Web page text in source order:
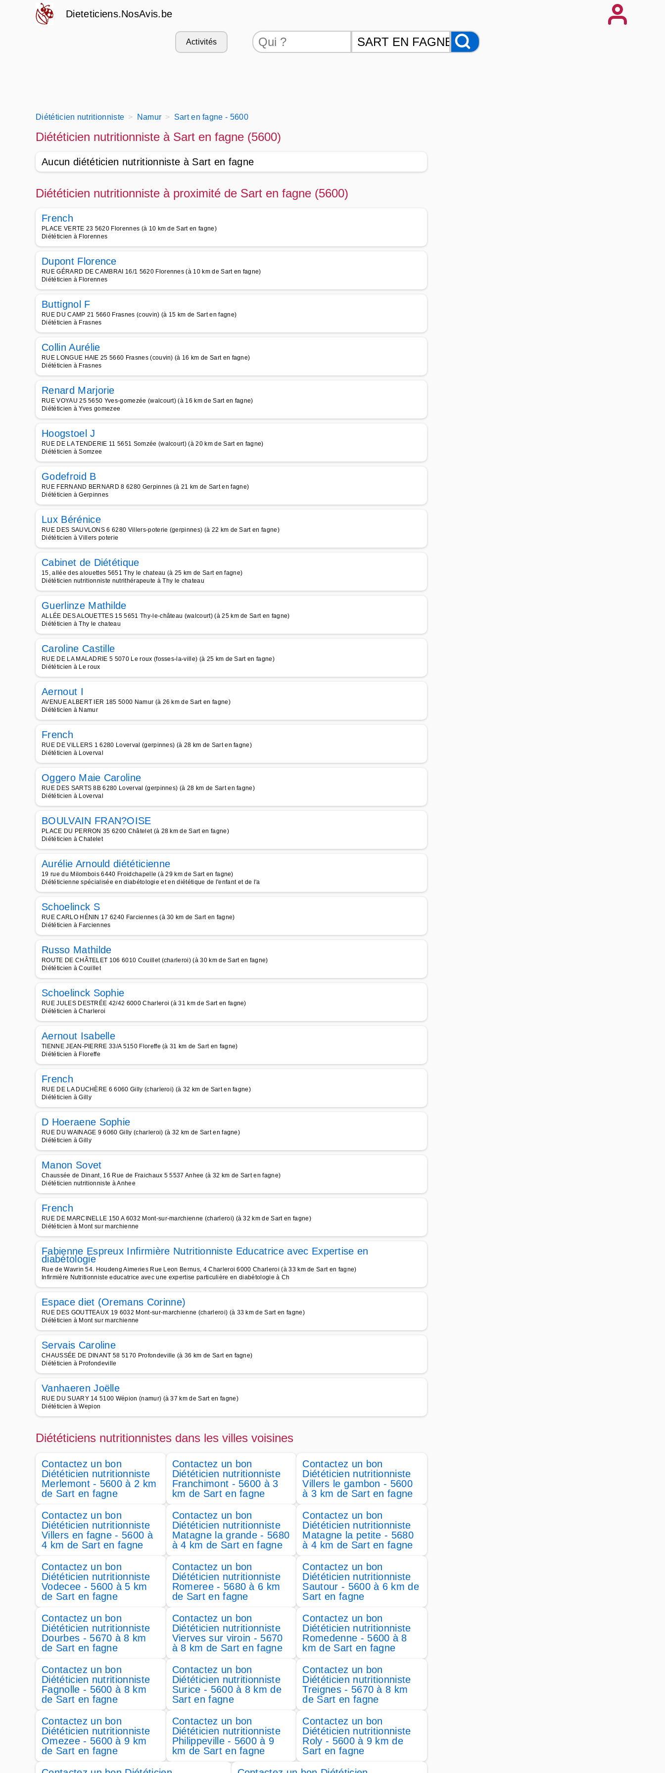
Dieteticiens.NosAvis.be
Activités
Diététicien nutritionniste Namur Sart en fagne - 5600
Diététicien nutritionniste à Sart en fagne (5600)
Aucun diététicien nutritionniste à Sart en fagne
Diététicien nutritionniste à proximité de Sart en fagne (5600)
French
PLACE VERTE 23 5620 Florennes (à 10 km de Sart en fagne)
Diététicien à Florennes
Dupont Florence
RUE GÉRARD DE CAMBRAI 16/1 5620 Florennes (à 10 km de Sart en fagne)
Diététicien à Florennes
Buttignol F
RUE DU CAMP 21 5660 Frasnes (couvin) (à 15 km de Sart en fagne)
Diététicien à Frasnes
Collin Aurélie
RUE LONGUE HAIE 25 5660 Frasnes (couvin) (à 16 km de Sart en fagne)
Diététicien à Frasnes
Renard Marjorie
RUE VOYAU 25 5650 Yves-gomezée (walcourt) (à 16 km de Sart en fagne)
Diététicien à Yves gomezee
Hoogstoel J
RUE DE LA TENDERIE 11 5651 Somzée (walcourt) (à 20 km de Sart en fagne)
Diététicien à Somzee
Godefroid B
RUE FERNAND BERNARD 8 6280 Gerpinnes (à 21 km de Sart en fagne)
Diététicien à Gerpinnes
Lux Bérénice
RUE DES SAUVLONS 6 6280 Villers-poterie (gerpinnes) (à 22 km de Sart en fagne)
Diététicien à Villers poterie
Cabinet de Diététique
15, allée des alouettes 5651 Thy le chateau (à 25 km de Sart en fagne)
Diététicien nutritionniste nutrithérapeute à Thy le chateau
Guerlinze Mathilde
ALLÉE DES ALOUETTES 15 5651 Thy-le-château (walcourt) (à 25 km de Sart en fagne)
Diététicien à Thy le chateau
Caroline Castille
RUE DE LA MALADRIE 5 5070 Le roux (fosses-la-ville) (à 25 km de Sart en fagne)
Diététicien à Le roux
Aernout I
AVENUE ALBERT IER 185 5000 Namur (à 26 km de Sart en fagne)
Diététicien à Namur
French
RUE DE VILLERS 1 6280 Loverval (gerpinnes) (à 28 km de Sart en fagne)
Diététicien à Loverval
Oggero Maie Caroline
RUE DES SARTS 8B 6280 Loverval (gerpinnes) (à 28 km de Sart en fagne)
Diététicien à Loverval
BOULVAIN FRAN?OISE
PLACE DU PERRON 35 6200 Châtelet (à 28 km de Sart en fagne)
Diététicien à Chatelet
Aurélie Arnould diététicienne
19 rue du Milombois 6440 Froidchapelle (à 29 km de Sart en fagne)
Diététicienne spécialisée en diabétologie et en diététique de l'enfant et de l'a
Schoelinck S
RUE CARLO HÉNIN 17 6240 Farciennes (à 30 km de Sart en fagne)
Diététicien à Farciennes
Russo Mathilde
ROUTE DE CHÂTELET 106 6010 Couillet (charleroi) (à 30 km de Sart en fagne)
Diététicien à Couillet
Schoelinck Sophie
RUE JULES DESTRÉE 42/42 6000 Charleroi (à 31 km de Sart en fagne)
Diététicien à Charleroi
Aernout Isabelle
TIENNE JEAN-PIERRE 33/A 5150 Floreffe (à 31 km de Sart en fagne)
Diététicien à Floreffe
French
RUE DE LA DUCHÈRE 6 6060 Gilly (charleroi) (à 32 km de Sart en fagne)
Diététicien à Gilly
D Hoeraene Sophie
RUE DU WAINAGE 9 6060 Gilly (charleroi) (à 32 km de Sart en fagne)
Diététicien à Gilly
Manon Sovet
Chaussée de Dinant, 16 Rue de Fraichaux 5 5537 Anhee (à 32 km de Sart en fagne)
Diététicien nutritionniste à Anhee
French
RUE DE MARCINELLE 150 A 6032 Mont-sur-marchienne (charleroi) (à 32 km de Sart en fagne)
Diététicien à Mont sur marchienne
Fabienne Espreux Infirmière Nutritionniste Educatrice avec Expertise en
diabétologie
Rue de Wavrin 54. Houdeng Aimeries Rue Leon Bernus, 4 Charleroi 6000 Charleroi (à 33 km de Sart en fagne)
Infirmière Nutritionniste educatrice avec une expertise particulière en diabétologie à Ch
Espace diet (Oremans Corinne)
RUE DES GOUTTEAUX 19 6032 Mont-sur-marchienne (charleroi) (à 33 km de Sart en fagne)
Diététicien à Mont sur marchienne
Servais Caroline
CHAUSSÉE DE DINANT 58 5170 Profondeville (à 36 km de Sart en fagne)
Diététicien à Profondeville
Vanhaeren Joëlle
RUE DU SUARY 14 5100 Wépion (namur) (à 37 km de Sart en fagne)
Diététicien à Wepion
Diététiciens nutritionnistes dans les villes voisines
Contactez un bon
Diététicien nutritionniste
Merlemont - 5600 à 2 km
de Sart en fagne
Contactez un bon
Diététicien nutritionniste
Franchimont - 5600 à 3
km de Sart en fagne
Contactez un bon
Diététicien nutritionniste
Villers le gambon - 5600
à 3 km de Sart en fagne
Contactez un bon
Diététicien nutritionniste
Villers en fagne - 5600 à
4 km de Sart en fagne
Contactez un bon
Diététicien nutritionniste
Matagne la grande - 5680
à 4 km de Sart en fagne
Contactez un bon
Diététicien nutritionniste
Matagne la petite - 5680
à 4 km de Sart en fagne
Contactez un bon
Diététicien nutritionniste
Vodecee - 5600 à 5 km
de Sart en fagne
Contactez un bon
Diététicien nutritionniste
Romeree - 5680 à 6 km
de Sart en fagne
Contactez un bon
Diététicien nutritionniste
Sautour - 5600 à 6 km de
Sart en fagne
Contactez un bon
Diététicien nutritionniste
Dourbes - 5670 à 8 km
de Sart en fagne
Contactez un bon
Diététicien nutritionniste
Vierves sur viroin - 5670
à 8 km de Sart en fagne
Contactez un bon
Diététicien nutritionniste
Romedenne - 5600 à 8
km de Sart en fagne
Contactez un bon
Diététicien nutritionniste
Fagnolle - 5600 à 8 km
de Sart en fagne
Contactez un bon
Diététicien nutritionniste
Surice - 5600 à 8 km de
Sart en fagne
Contactez un bon
Diététicien nutritionniste
Treignes - 5670 à 8 km
de Sart en fagne
Contactez un bon
Diététicien nutritionniste
Omezee - 5600 à 9 km
de Sart en fagne
Contactez un bon
Diététicien nutritionniste
Philippeville - 5600 à 9
km de Sart en fagne
Contactez un bon
Diététicien nutritionniste
Roly - 5600 à 9 km de
Sart en fagne